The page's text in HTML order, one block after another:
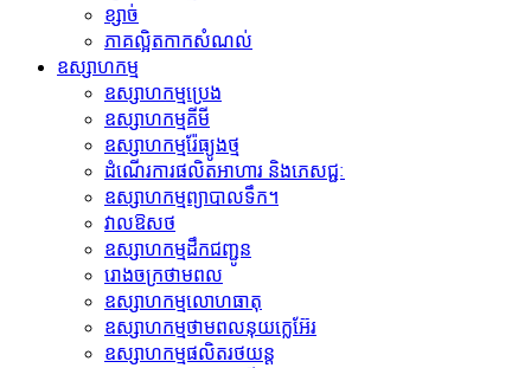
ខ្សាច់
ភាគល្អិតកាកសំណល់
ឧស្សាហកម្ម
ឧស្សាហកម្មប្រេង
ឧស្សាហកម្មគីមី
ឧស្សាហកម្មរ៉ែធ្យូងថ្ម
ដំណើរការផលិតអាហារ និងភេសជ្ជៈ
ឧស្សាហកម្មព្យាបាលទឹក។
វាលឱសថ
ឧស្សាហកម្មដឹកជញ្ជូន
រោងចក្រថាមពល
ឧស្សាហកម្មលោហធាតុ
ឧស្សាហកម្មថាមពលនុយក្លេអ៊ែរ
ឧស្សាហកម្ម​ផលិត​រថយន្ត